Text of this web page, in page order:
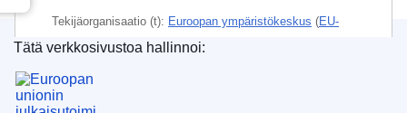
Tekijäorganisaatio (t): Euroopan ympäristökeskus (EU-
elin tai EU-virasto )
Aihe:EU:n yleinen talousarvio
ympäristökeskus
Euroopan unionin julkaisutoimisto
Tätä verkkosivustoa hallinnoi: